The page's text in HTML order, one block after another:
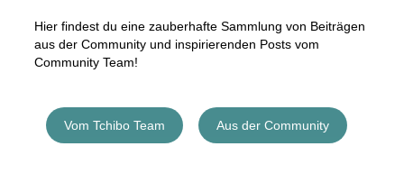
Hier findest du eine zauberhafte Sammlung von Beiträgen
aus der Community und inspirierenden Posts vom
Community Team!
Vom Tchibo Team Aus der Community